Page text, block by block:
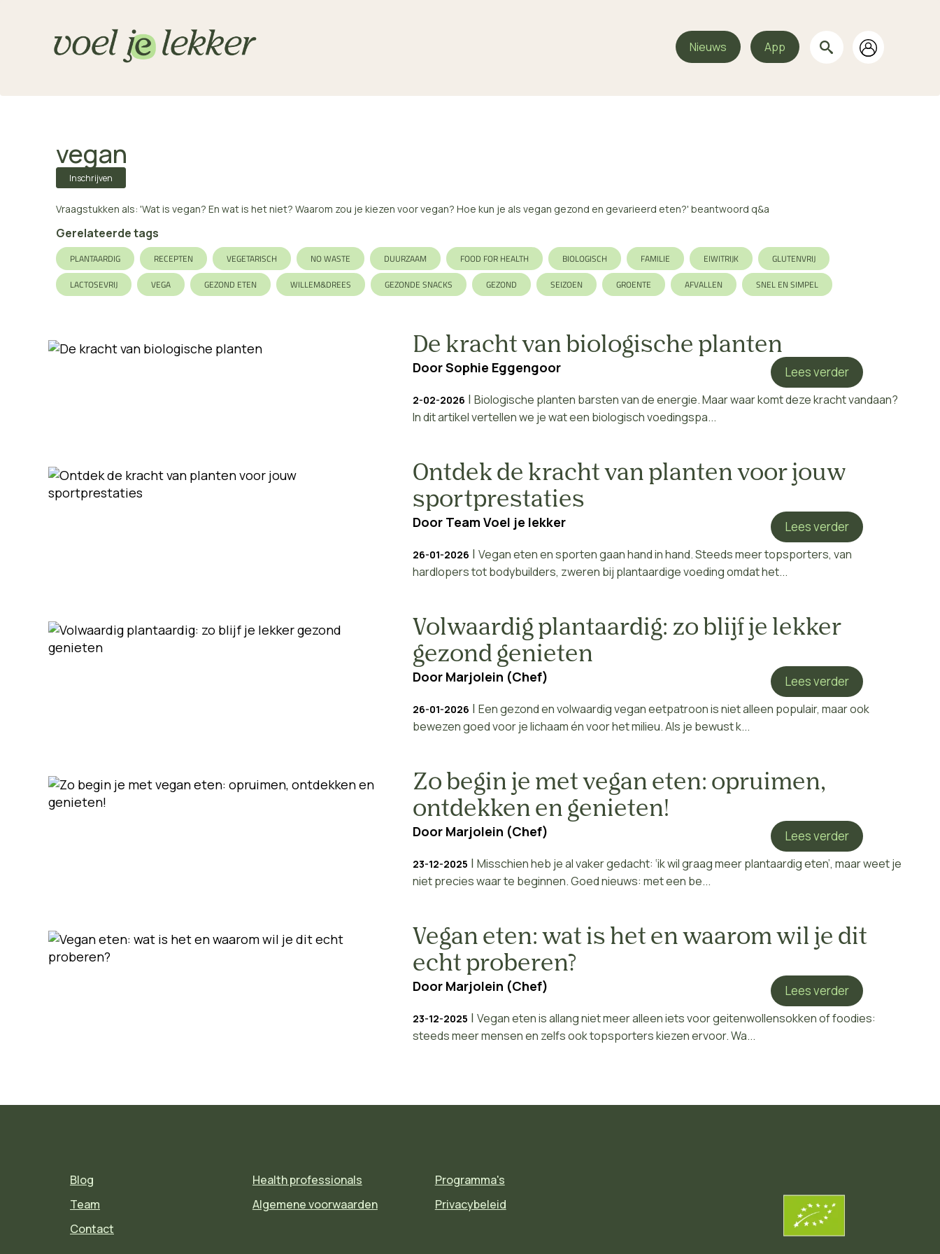
Nieuws App
vegan
Inschrijven
Vraagstukken als: 'Wat is vegan? En wat is het niet? Waarom zou je kiezen voor vegan? Hoe kun je als vegan gezond en gevarieerd eten?' beantwoord q&a
Gerelateerde tags
PLANTAARDIG RECEPTEN VEGETARISCH NO WASTE DUURZAAM FOOD FOR HEALTH BIOLOGISCH FAMILIE EIWITRIJK
GLUTENVRIJ
LACTOSEVRIJ
VEGA GEZOND ETEN WILLEM&DREES GEZONDE SNACKS GEZOND SEIZOEN GROENTE AFVALLEN SNEL EN SIMPEL
De kracht van biologische planten
DoorSophie Eggengoor
2-02-2026 | Biologische planten barsten van de energie. Maar waar komt deze kracht vandaan?
In dit artikel vertellen we je wat een biologisch voedingspa...
Lees verder
Ontdek de kracht van planten voor jouw
sportprestaties
Door Team Voel je lekker
26-01-2026 | Vegan eten en sporten gaan hand in hand. Steeds meer topsporters, van
hardlopers tot bodybuilders, zweren bij plantaardige voeding omdat het...
Lees verder
Volwaardig plantaardig: zo blijf je lekker
gezond genieten
Door Marjolein (Chef)
26-01-2026 | Een gezond en volwaardig vegan eetpatroon is niet alleen populair, maar ook
bewezen goed voor je lichaam én voor het milieu. Als je bewust k...
Lees verder
Zo begin je met vegan eten: opruimen,
ontdekken en genieten!
Door Marjolein (Chef)
23-12-2025 | Misschien heb je al vaker gedacht: ‘ik wil graag meer plantaardig eten’, maar weet je
niet precies waar te beginnen. Goed nieuws: met een be...
Lees verder
Vegan eten: wat is het en waarom wil je dit
echt proberen?
Door Marjolein (Chef)
23-12-2025 | Vegan eten is allang niet meer alleen iets voor geitenwollensokken of foodies:
steeds meer mensen en zelfs ook topsporters kiezen ervoor. Wa...
Lees verder
Blog
Team
Contact
Health professionals
Algemene voorwaarden
Programma's
Privacybeleid